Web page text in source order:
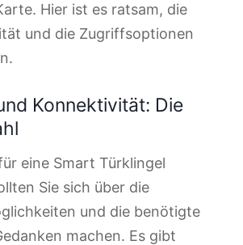
Hier ist es ratsam, die
und die Zugriffsoptionen
Konnektivität: Die
eine Smart Türklingel
Sie sich über die
und die benötigte
machen. Es gibt